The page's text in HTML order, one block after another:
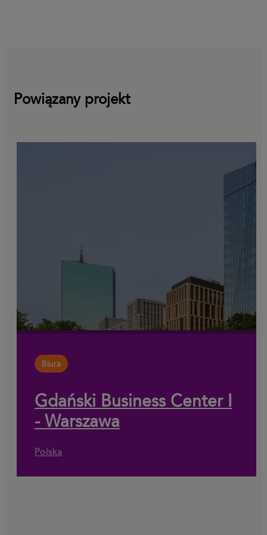
Powiązany projekt
Biura
Gdański Business Center I
- Warszawa
Polska